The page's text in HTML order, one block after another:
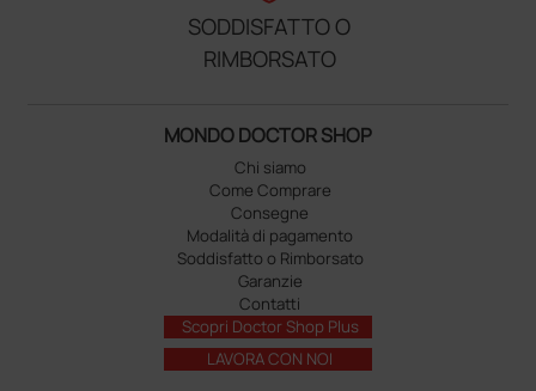
SODDISFATTO O
RIMBORSATO
MONDO DOCTOR SHOP
Chi siamo
Come Comprare
Consegne
Modalità di pagamento
Soddisfatto o Rimborsato
Garanzie
Contatti
Scopri Doctor Shop Plus
LAVORA CON NOI